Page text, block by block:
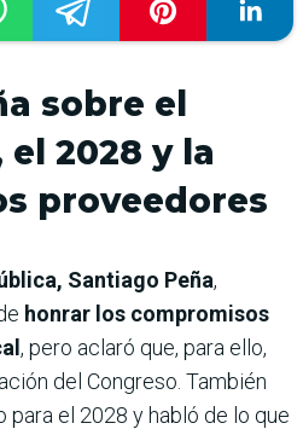
sobre el
2028 y la
proveedores
Santiago Peña,
honrar los compromisos
, pero aclaró que, para ello,
del Congreso. También
el 2028 y habló de lo que